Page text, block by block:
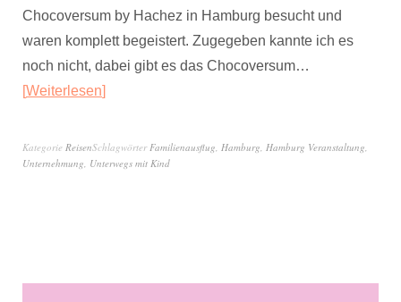
Chocoversum by Hachez in Hamburg besucht und
waren komplett begeistert. Zugegeben kannte ich es
noch nicht, dabei gibt es das Chocoversum…
Weiterlesen
Kategorie ReisenSchlagwörterFamilienausflug, Hamburg, Hamburg Veranstaltung,
Unternehmung, Unterwegs mit Kind